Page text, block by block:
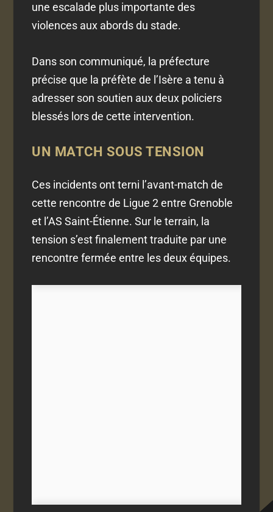
une escalade plus importante des
violences aux abords du stade.
Dans son communiqué, la préfecture
précise que la préfète de l’Isère a tenu à
adresser son soutien aux deux policiers
blessés lors de cette intervention.
UN MATCH SOUS TENSION
Ces incidents ont terni l’avant-match de
cette rencontre de Ligue 2 entre Grenoble
et l’AS Saint-Étienne. Sur le terrain, la
tension s’est finalement traduite par une
rencontre fermée entre les deux équipes.